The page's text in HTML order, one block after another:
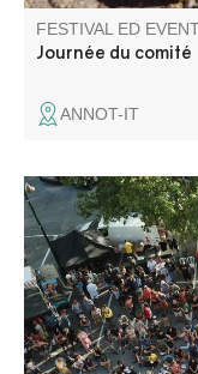
FESTIVAL ED
Journée du comité
ANNOT-IT
Incontro
di far scoprire e
nel magnifico sito
cuore del villaggio.